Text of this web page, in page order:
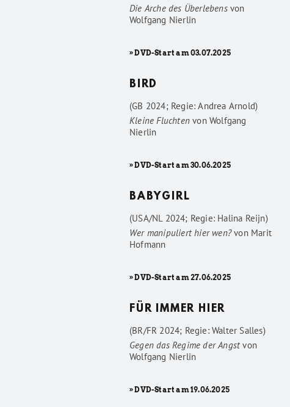
Die Arche des Überlebensvon
Wolfgang Nierlin
» DVD-Start am 03.07.2025
BIRD
(GB 2024; Regie: Andrea Arnold)
Kleine Fluchtenvon Wolfgang
Nierlin
» DVD-Start am 30.06.2025
BABYGIRL
(USA/NL 2024; Regie: Halina Reijn)
Wer manipuliert hier wen?von Marit
Hofmann
» DVD-Start am 27.06.2025
FÜR IMMER HIER
(BR/FR 2024; Regie: Walter Salles)
Gegen das Regime der Angstvon
Wolfgang Nierlin
» DVD-Start am 19.06.2025